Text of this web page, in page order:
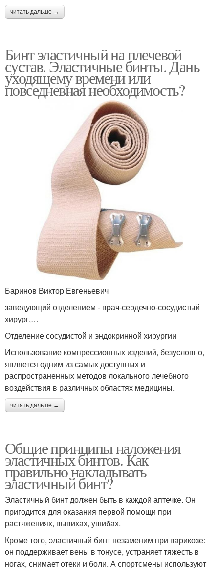
читать дальше →
Бинт эластичный на плечевой
сустав. Эластичные бинты. Дань
уходящему времени или
повседневная необходимость?
Баринов Виктор Евгеньевич
заведующий отделением - врач-сердечно-сосудистый
хирург,…
Отделение сосудистой и эндокринной хирургии
Использование компрессионных изделий, безусловно,
является одним из самых доступных и
распространенных методов локального лечебного
воздействия в различных областях медицины.
читать дальше →
Общие принципы наложения
эластичных бинтов. Как
правильно накладывать
эластичный бинт?
Эластичный бинт должен быть в каждой аптечке. Он
пригодится для оказания первой помощи при
растяжениях, вывихах, ушибах.
Кроме того, эластичный бинт незаменим при варикозе:
он поддерживает вены в тонусе, устраняет тяжесть в
ногах, снимает отеки и боли. А спортсмены используют